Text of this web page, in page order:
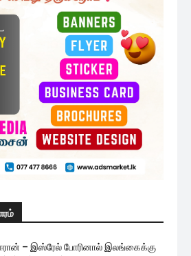
– இஸ்ரேல் போரினால் இலங்கைக்கு